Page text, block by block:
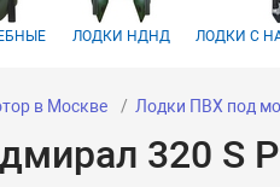
ЛОДКИ НДНД ЛОДКИ С
в Москве Лодки ПВХ под
320 S